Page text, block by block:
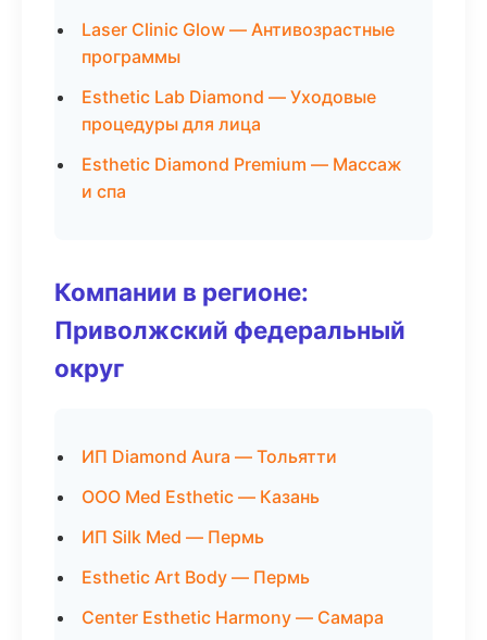
Laser Clinic Glow — Антивозрастные
программы
Esthetic Lab Diamond — Уходовые
процедуры для лица
Esthetic Diamond Premium — Массаж
и спа
Компании в регионе:
Приволжский федеральный
округ
ИП Diamond Aura — Тольятти
ООО Med Esthetic — Казань
ИП Silk Med — Пермь
Esthetic Art Body — Пермь
Center Esthetic Harmony — Самара